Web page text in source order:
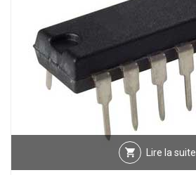
Lire la suite